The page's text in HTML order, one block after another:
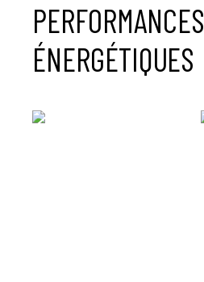
PERFORMANCES
ÉNERGÉTIQUES